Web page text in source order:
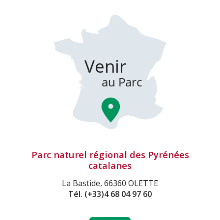
Parc naturel régional des Pyrénées
catalanes
La Bastide, 66360 OLETTE
Tél. (+33)4 68 04 97 60